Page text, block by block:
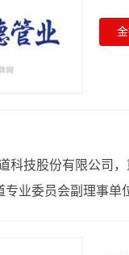
科技股份有限公司
业委员会副理事单